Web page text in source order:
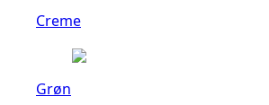
Creme
Grøn